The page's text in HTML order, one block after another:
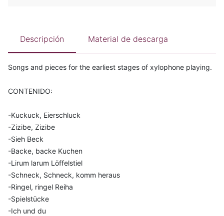
Descripción Material de descarga
Songs and pieces for the earliest stages of xylophone playing.
CONTENIDO:
-Kuckuck, Eierschluck
-Zizibe, Zizibe
-Sieh Beck
-Backe, backe Kuchen
-Lirum larum Löffelstiel
-Schneck, Schneck, komm heraus
-Ringel, ringel Reiha
-Spielstücke
-Ich und du